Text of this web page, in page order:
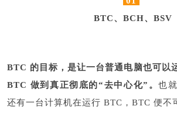
BTC、BCH、BSV
BTC 的目标，是让一台普通电脑也可以
BTC 做到真正彻底的“去中心化”。也
还有一台计算机在运行 BTC，BTC 便不